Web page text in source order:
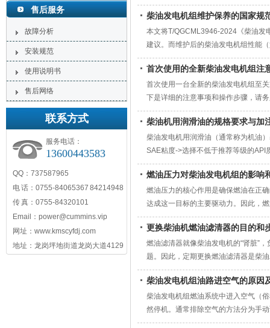
售后服务
故障分析
安装规范
使用说明书
售后网络
联系方式
服务电话：
13600443583
QQ：737587965
电 话：0755-84065367 84214948
传 真：0755-84320101
Email：power@cummins.vip
网址：www.kmscyfdj.com
地址：龙岗坪地街道龙岗大道4129
电力系统的重要组成部分，特别适用
柴油发电机组维护保养的国家规
本文将T/QGCML3946-2024《柴油发
建议。而维护后的柴油发电机组性能
商提供的使用和维护保养说明书是首
首次使用的全新柴油发电机组注
首次使用一台全新的柴油发电机组至
下是详细的注意事项和操作步骤，请
柴油机用润滑油的规格要求与加
柴油发电机用润滑油（通常称为机油
SAE粘度->选择不低于推荐等级的API
组稳定、可靠、长寿命运行的关键，
燃油压力对柴油发电机组的影响
燃油压力的核心作用是确保燃油在正
达成这一目标的主要驱动力。因此，
排放。
更换柴油机燃油滤清器的目的和
燃油滤清器就像柴油发电机的“肾脏”
题。因此，定期更换燃油滤清器是柴
成本。操作时务必严格遵守安全规程
柴油发电机组油路进空气的原因
柴油发电机组燃油系统中进入空气（
然停机。通常排除空气的方法分为手
复出现情况，相比于通用方法，顽固